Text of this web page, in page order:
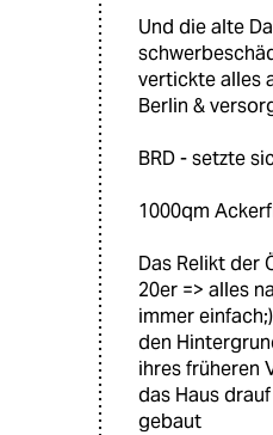
Und die alte
vertickte alles
Berlin &
BRD - setzte
1000qm
Das Relikt der
20er => alles
immer
den
ihres früheren
das Haus
gebaut